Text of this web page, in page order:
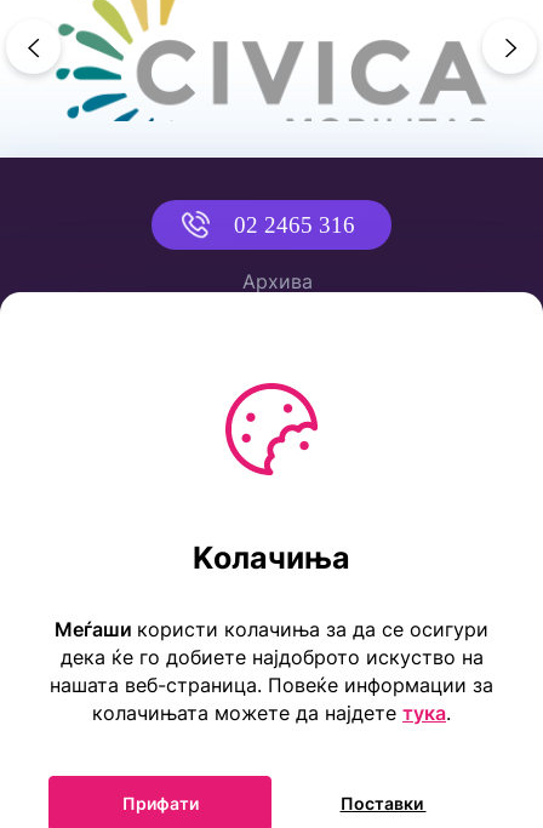
previous
02 2465 316
Архива
Тел: ++389 2 2465 316
Kолачиња
Меѓаши користи колачиња за да се осигури
дека ќе го добиете најдоброто искуство на
нашата веб-страница. Повеќе информации за
колачињата можете да најдете тука.
Прифати Поставки